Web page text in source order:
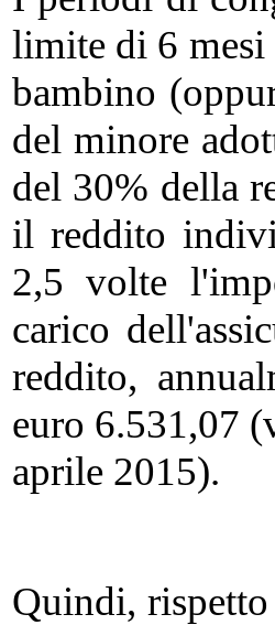
limite di 6
bambino
del minore
del 30% della
il reddito
2,5 volte
carico
reddito,
euro 6.531,07
aprile 2015).
Quindi, rispetto